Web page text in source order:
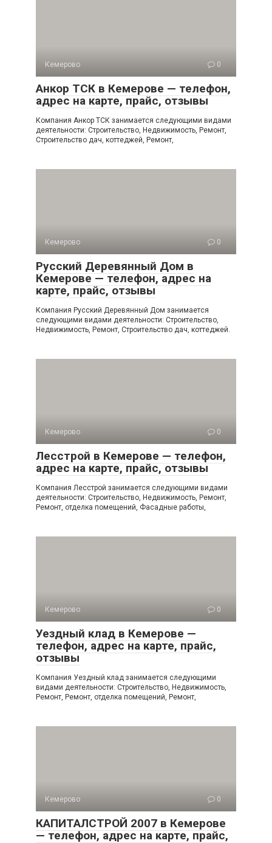
Кемерово 0
Анкор ТСК в Кемерове — телефон,
адрес на карте, прайс, отзывы
Компания Анкор ТСК занимается следующими видами
деятельности: Строительство, Недвижимость, Ремонт,
Строительство дач, коттеджей, Ремонт,
Кемерово 0
Русский Деревянный Дом в
Кемерове — телефон, адрес на
карте, прайс, отзывы
Компания Русский Деревянный Дом занимается
следующими видами деятельности: Строительство,
Недвижимость, Ремонт, Строительство дач, коттеджей.
Кемерово 0
Лесстрой в Кемерове — телефон,
адрес на карте, прайс, отзывы
Компания Лесстрой занимается следующими видами
деятельности: Строительство, Недвижимость, Ремонт,
Ремонт, отделка помещений, Фасадные работы,
Кемерово 0
Уездный клад в Кемерове —
телефон, адрес на карте, прайс,
отзывы
Компания Уездный клад занимается следующими
видами деятельности: Строительство, Недвижимость,
Ремонт, Ремонт, отделка помещений, Ремонт,
Кемерово 0
КАПИТАЛСТРОЙ 2007 в Кемерове
— телефон, адрес на карте, прайс,